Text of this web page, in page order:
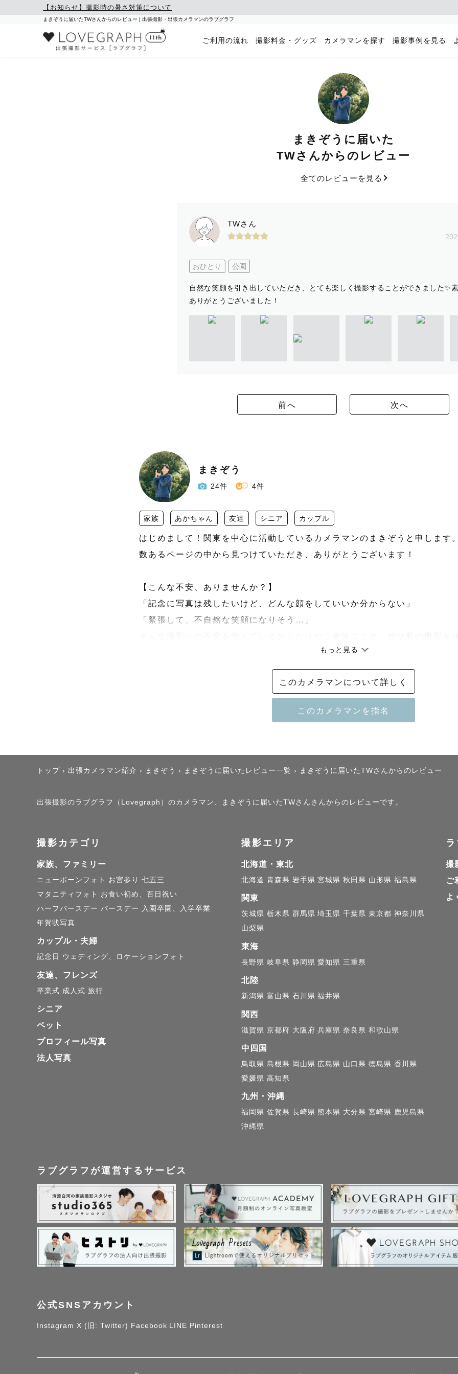
【お知らせ】撮影時の暑さ対策について
まきぞうに届いたTWさんからのレビュー | 出張撮影・出張カメラマンのラブグラフ
ご利用の流れ 撮影料金・グッズ カメラマンを探す 撮影事例を見る
まきぞうに届いた
TWさんからのレビュー
全てのレビューを見る
TWさん
おひとり 公園
自然な笑顔を引き出していただき、とても楽しく撮影することができました✨
ありがとうございました！
前へ 次へ
まきぞう
24件 4件
家族 あかちゃん 友達 シニア カップル
はじめまして！関東を中心に活動しているカメラマンのまきぞうと申します。
数あるページの中から見つけていただき、ありがとうございます！
【こんな不安、ありませんか？】
「記念に写真は残したいけど、どんな顔をしていいか分からない」
「緊張して、不自然な笑顔になりそう…」
【撮影は「最高のエンターテイメント」】
私の撮影のモットーは、「撮影そのものを、最高に楽しい思い出にする」こ
テーマパークで一日遊んだ後に味わうような、1本の素晴らしい映画を観終
撮影中はたくさんお話ししながら進めるので、ポーズを作らなくても大丈夫
まるでテーマパークに遊びに来たようなワクワク感の中でこぼれる、飾らな
【おっとり×元気いっぱいのギャップ】
普段は「おっとりしている」と言われる性格ですが、カメラを構えるとスイ
様のテンションを自然に引き上げながら、一緒になって全力で撮影を楽しみ
て、たくさん褒めて、たくさん笑う。それが私のスタイルです。
【こだわりの「透明感のある青」】
「自分ってこんなにいい顔ができるんだ！」と自信を持っていただけるよう
空や海の青さを最大限に引き出す、明るく澄んだシアン寄りの美しい青。そ
幸感に包まれるような透明感のあるレタッチが得意です。思い出の場所を広
ンシーンのような構図づくりもお任せください。
- メインカメラ: SONY α7v
- サブカメラ: SONY α7iii
- レンズ: SIGMA 28mm-70mm F2.8
- レンズ: SIGMA 135mm F1.8
お会いできるのを心より楽しみにしています！
もっと見る
このカメラマンについて詳しく
トップ › 出張カメラマン紹介 › まきぞう › まきぞうに届いたレビュー一覧 › まきぞうに届いたTWさんからのレビュー
出張撮影のラブグラフ（Lovegraph）のカメラマン、まきぞうに届いたTWさんさんからのレビューです。
撮影カテゴリ
家族、ファミリー
ニューボーンフォト お宮参り 七五三
マタニティフォト
お食い初め、百日祝い
ハーフバースデー バースデー
入園卒園、入学卒業
年賀状写真
カップル・夫婦
記念日 ウェディング、ロケーションフォト
友達、フレンズ
卒業式 成人式 旅行
シニア
ペット
プロフィール写真
法人写真
撮影エリア
北海道・東北
北海道 青森県 岩手県 宮城県 秋田県 山形県 福島県
関東
茨城県 栃木県 群馬県 埼玉県 千葉県 東京都 神奈川県
山梨県
東海
長野県 岐阜県 静岡県 愛知県 三重県
北陸
新潟県 富山県 石川県 福井県
関西
滋賀県 京都府 大阪府 兵庫県 奈良県 和歌山県
中四国
鳥取県 島根県 岡山県 広島県 山口県 徳島県 香川県
愛媛県 高知県
九州・沖縄
福岡県 佐賀県 長崎県 熊本県 大分県 宮崎県 鹿児島県
沖縄県
撮
ご
よ
ラブグラフが運営するサービス
公式SNSアカウント
Instagram X (旧: Twitter) Facebook LINE Pinterest